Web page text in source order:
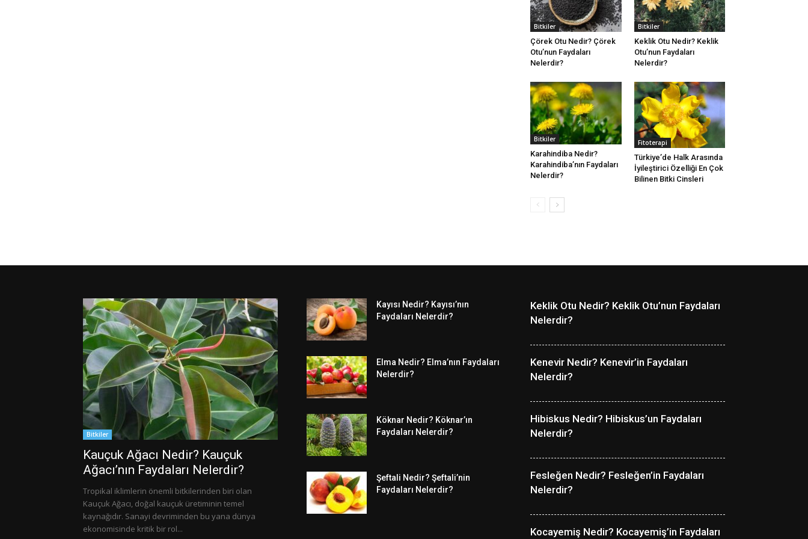
Bitkiler
Çörek Otu Nedir? Çörek
Otu’nun Faydaları
Nelerdir?
Bitkiler
Keklik Otu Nedir? Keklik
Otu’nun Faydaları
Nelerdir?
Bitkiler
Karahindiba Nedir?
Karahindiba’nın Faydaları
Nelerdir?
Fitoterapi
Türkiye’de Halk Arasında
İyileştirici Özelliği En Çok
Bilinen Bitki Cinsleri
Bitkiler
Kauçuk Ağacı Nedir? Kauçuk
Ağacı’nın Faydaları Nelerdir?
Tropikal iklimlerin önemli bitkilerinden biri olan
Kauçuk Ağacı, doğal kauçuk üretiminin temel
kaynağıdır. Sanayi devriminden bu yana dünya
ekonomisinde kritik bir rol...
Kayısı Nedir? Kayısı’nın
Faydaları Nelerdir?
Elma Nedir? Elma’nın Faydaları
Nelerdir?
Köknar Nedir? Köknar’ın
Faydaları Nelerdir?
Şeftali Nedir? Şeftali’nin
Faydaları Nelerdir?
Keklik Otu Nedir? Keklik Otu’nun Faydaları
Nelerdir?
Kenevir Nedir? Kenevir’in Faydaları
Nelerdir?
Hibiskus Nedir? Hibiskus’un Faydaları
Nelerdir?
Fesleğen Nedir? Fesleğen’in Faydaları
Nelerdir?
Kocayemiş Nedir? Kocayemiş’in Faydaları